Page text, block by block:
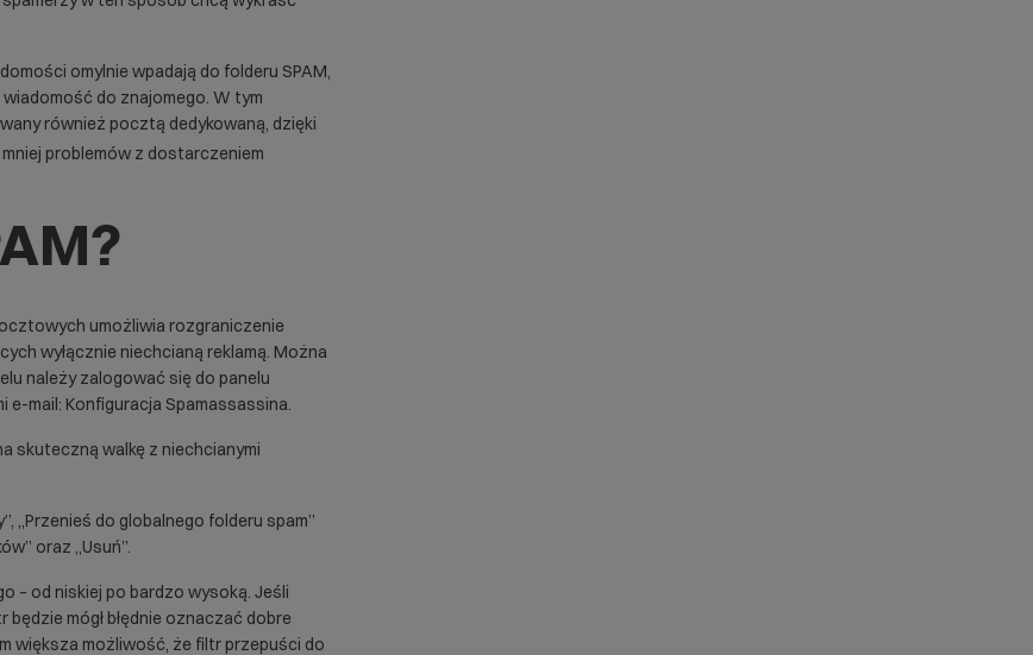
omylnie wpadają do folderu SPAM,
do znajomego. W tym
również pocztą dedykowaną, dzięki
mniej problemów z dostarczeniem
umożliwia rozgraniczenie
wyłącznie niechcianą reklamą. Można
należy zalogować się do panelu
mail: Konfiguracja Spamassassina.
skuteczną walkę z niechcianymi
„Przenieś do globalnego folderu spam”
oraz „Usuń”.
– od niskiej po bardzo wysoką. Jeśli
mógł błędnie oznaczać dobre
większa możliwość, że filtr przepuści do